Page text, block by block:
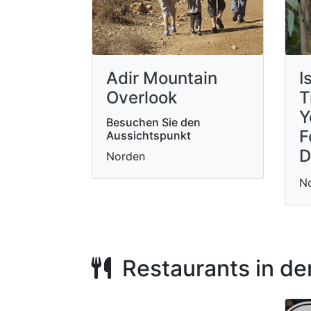
Adir Mountain
Overlook
Besuchen Sie den
Aussichtspunkt
Norden
Restaurants in